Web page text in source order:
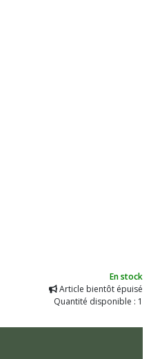
En stock
Article bientôt épuisé
Quantité disponible : 1